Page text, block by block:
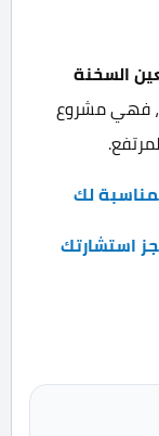
السخنة
فهي مشروع
لك
استشارتك